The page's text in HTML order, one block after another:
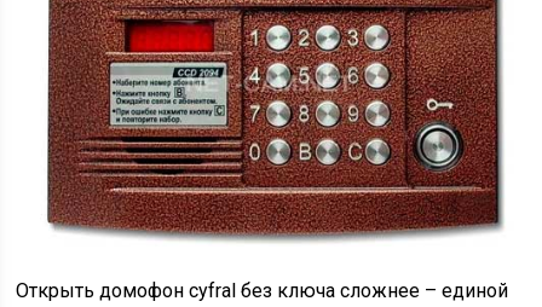
Открыть домофон cyfral без ключа сложнее – единой